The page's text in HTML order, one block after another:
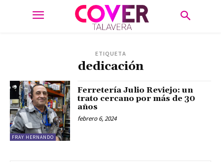
ETIQUETA
dedicación
FRAY HERNANDO
Ferretería Julio Reviejo: un
trato cercano por más de 30
años
febrero 6, 2024